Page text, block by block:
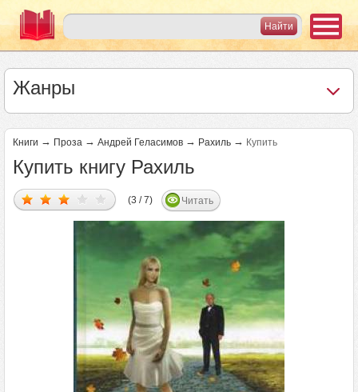
Жанры
Книги → Проза → Андрей Геласимов → Рахиль → Купить
Купить книгу Рахиль
(3 / 7) Читать